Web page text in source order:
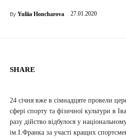
By Yuliia Honcharova 27.01.2020
SHARE
24 січня вже в сімнадцяте провели
сфері спорту та фізичної культури в
разу дійство відбулося у
ім.І.Франка за участі кращих